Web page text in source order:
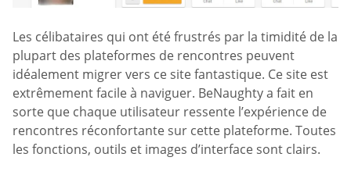
Les célibataires qui ont été frustrés par la timidité de la
plupart des plateformes de rencontres peuvent
idéalement migrer vers ce site fantastique. Ce site est
extrêmement facile à naviguer. BeNaughty a fait en
sorte que chaque utilisateur ressente l’expérience de
rencontres réconfortante sur cette plateforme. Toutes
les fonctions, outils et images d’interface sont clairs.